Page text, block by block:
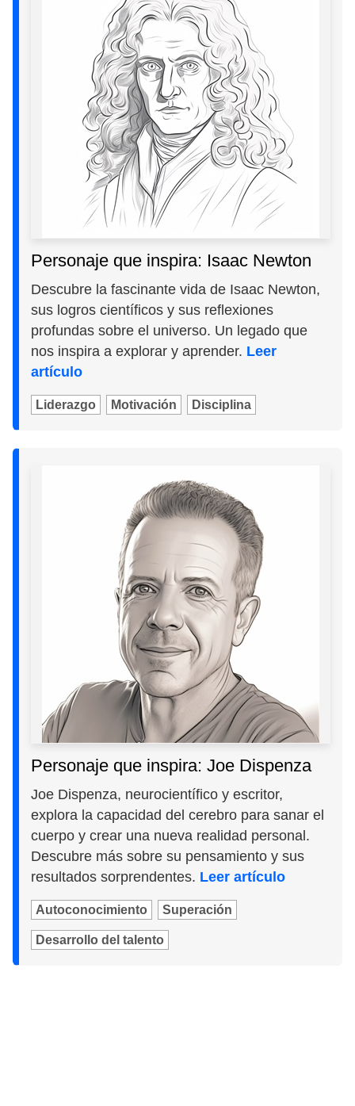
Personaje que inspira: Isaac Newton
Descubre la fascinante vida de Isaac Newton,
sus logros científicos y sus reflexiones
profundas sobre el universo. Un legado que
nos inspira a explorar y aprender. Leer
artículo
Liderazgo Motivación Disciplina
Personaje que inspira: Joe Dispenza
Joe Dispenza, neurocientífico y escritor,
explora la capacidad del cerebro para sanar el
cuerpo y crear una nueva realidad personal.
Descubre más sobre su pensamiento y sus
resultados sorprendentes. Leer artículo
Autoconocimiento Superación
Desarrollo del talento